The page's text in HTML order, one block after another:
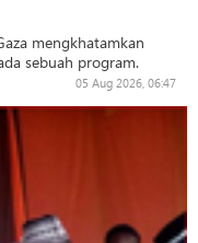
mengkhatamkan
sebuah program.
05 Aug 2026, 06:47